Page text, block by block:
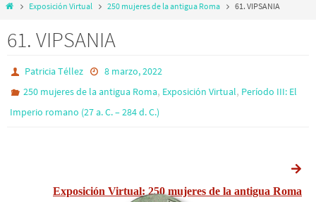
Exposición Virtual 250 mujeres de la antigua Roma 61. VIPSANIA
61. VIPSANIA
Patricia Téllez
8 marzo, 2022
250 mujeres de la antigua Roma, Exposición Virtual, Período III: El
Imperio romano (27 a. C. – 284 d. C.)
Exposición Virtual: 250 mujeres de la antigua Roma